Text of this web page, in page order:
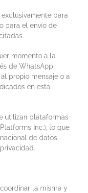
para
para el envío de
momento a la
de WhatsApp,
propio mensaje o a
en esta
utilizan plataformas
Inc.), lo que
de datos
la misma y